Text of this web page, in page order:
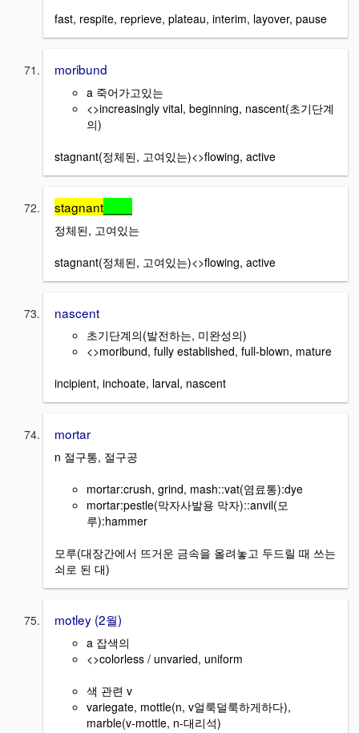
fast, respite, reprieve, plateau, interim, layover, pause
moribund
a 죽어가고있는
<>increasingly vital, beginning, nascent(초기단계
의)
stagnant(정체된, 고여있는)<>flowing, active
stagnant
정체된, 고여있는
stagnant(정체된, 고여있는)<>flowing, active
nascent
초기단계의(발전하는, 미완성의)
<>moribund, fully established, full-blown, mature
incipient, inchoate, larval, nascent
mortar
n 절구통, 절구공
mortar:crush, grind, mash::vat(염료통):dye
mortar:pestle(막자사발용 막자)::anvil(모
루):hammer
모루(대장간에서 뜨거운 금속을 올려놓고 두드릴 때 쓰는
쇠로 된 대)
motley (2월)
a 잡색의
<>colorless / unvaried, uniform
색 관련 v
variegate, mottle(n, v얼룩덜룩하게하다),
marble(v-mottle, n-대리석)